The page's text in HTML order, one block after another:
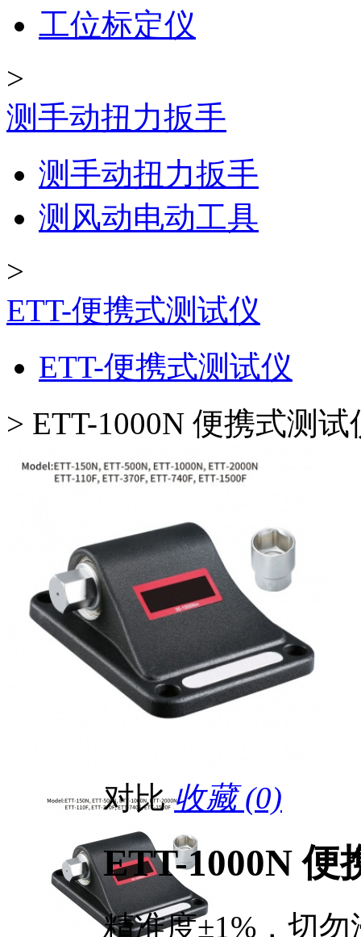
工位标定仪
>
测手动扭力扳手
测手动扭力扳手
测风动电动工具
>
ETT-便携式测试仪
ETT-便携式测试仪
> ETT-1000N 便携式测试
对比 收藏 (0)
ETT-1000N 便
精准度±1%，切